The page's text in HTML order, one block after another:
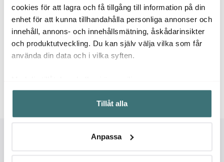
cookies för att lagra och få tillgång till information på din
enhet för att kunna tillhandahålla personliga annonser och
innehåll, annons- och innehållsmätning, åskådarinsikter
och produktutveckling. Du kan själv välja vilka som får
använda din data och i vilka syften.
Samla in information om din geografiska plats som
kan ha en noggrannhet på upp till flera meter
Identifiera din enhet genom att aktivt skanna den för
Ta reda på mer om hur dina personliga uppgifter
Tillåt alla
Anpassa
Relaterade sidor